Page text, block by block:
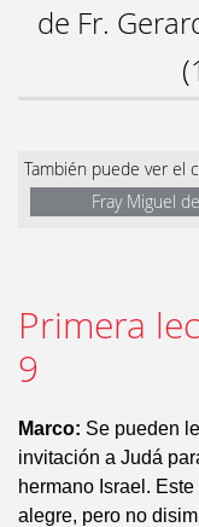
de Fr.
También puede ver el
Fray Miguel
Primera
9
Marco: Se pueden
invitación a Judá
hermano Israel.
alegre, pero no